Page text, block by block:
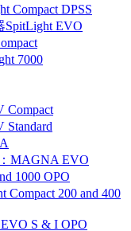
Compact DPSS
EVO
7000
Compact
MAGNA EVO
1000 OPO
200 and 400
S & I OPO